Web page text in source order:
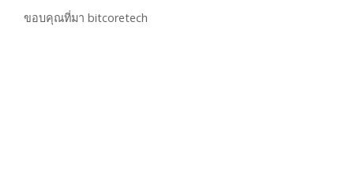
ขอบคุณที่มา bitcoretech